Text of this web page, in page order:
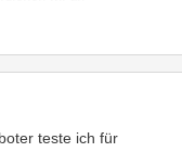
teste ich für